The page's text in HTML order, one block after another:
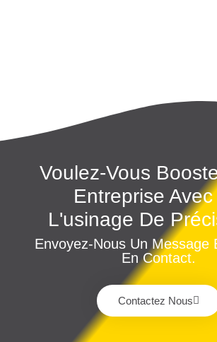
Voulez-Vous
Entreprise
L'usinage De
Envoyez-Nous Un Message
En Contact.
Contactez Nous